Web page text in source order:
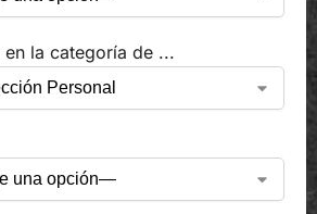
la categoría de ...